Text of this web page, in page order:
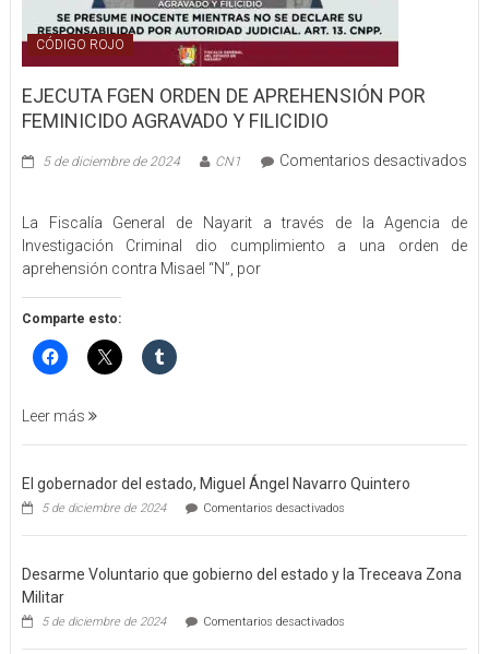
CÓDIGO ROJO
EJECUTA FGEN ORDEN DE APREHENSIÓN POR
FEMINICIDO AGRAVADO Y FILICIDIO
5 de diciembre de 2024 CN1
Comentarios desactivados
FGEN
ORDEN
DE
APREHENSIÓN
POR
FEMINICIDO
AGRAVADO
FILICIDIO
La Fiscalía General de Nayarit a través de la Agencia de
Investigación Criminal dio cumplimiento a una orden de
aprehensión contra Misael “N”, por
Comparte esto:
Leer más
El gobernador del estado, Miguel Ángel Navarro Quintero
5 de diciembre de 2024 Comentarios desactivadosen
gobernador
estado,
Navarro
Desarme Voluntario que gobierno del estado y la Treceava Zona
Militar
5 de diciembre de 2024 Comentarios desactivadosen